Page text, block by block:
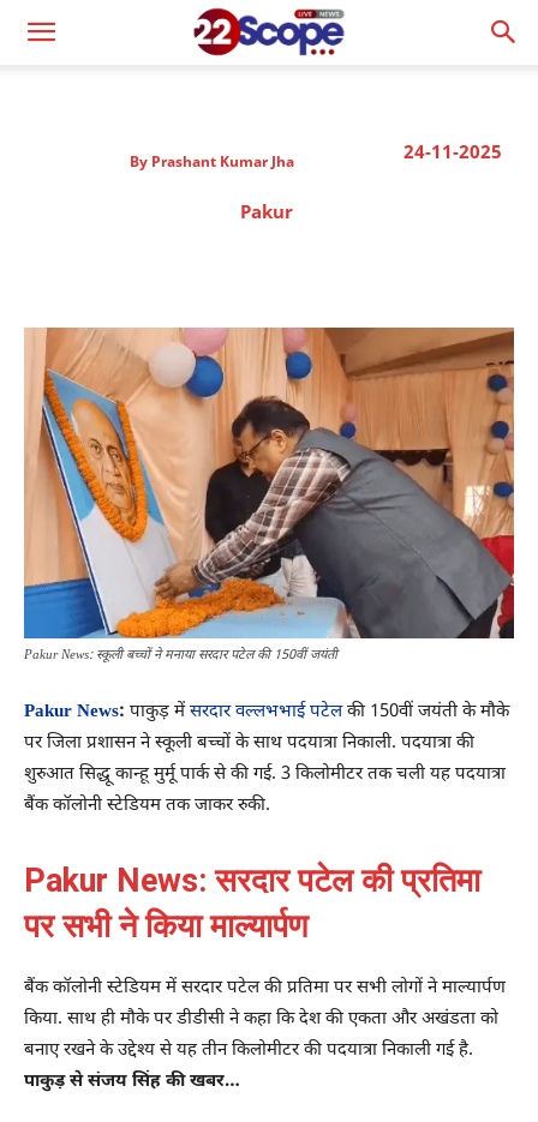
24-11-2025
By Prashant Kumar Jha
Pakur
Pakur News: स्कूली बच्चों ने मनाया सरदार पटेल की 150वीं जयंती
Pakur News: पाकुड़ मेंसरदार वल्लभभाई पटेलकी 150वीं जयंती के मौके
पर जिला प्रशासन ने स्कूली बच्चों के साथ पदयात्रा निकाली. पदयात्रा की
शुरुआत सिद्धू कान्हू मुर्मू पार्क से की गई. 3 किलोमीटर तक चली यह पदयात्रा
बैंक कॉलोनी स्टेडियम तक जाकर रुकी.
Pakur News: सरदार पटेल की प्रतिमा
पर सभी ने किया माल्यार्पण
बैंक कॉलोनी स्टेडियम में सरदार पटेल की प्रतिमा पर सभी लोगों ने माल्यार्पण
किया. साथ ही मौके पर डीडीसी ने कहा कि देश की एकता और अखंडता को
बनाए रखने के उद्देश्य से यह तीन किलोमीटर की पदयात्रा निकाली गई है.
पाकुड़ से संजय सिंह की खबर…